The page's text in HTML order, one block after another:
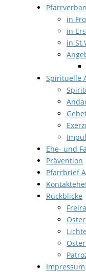
in
in
in
Spirituelle
Ehe- und
Prävention
Pfarrbrief
Rückblicke
Impressum